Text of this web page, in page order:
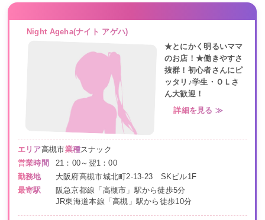
Night Ageha(ナイト アゲハ)
★とにかく明るいママ
のお店！★働きやすさ
抜群！初心者さんにピ
ッタリ♪学生・ＯＬさ
ん大歓迎！
詳細を見る ≫
エリア高槻市業種スナック
営業時間
21：00～翌1：00
勤務地
大阪府高槻市城北町2-13-23 SKビル1F
最寄駅
阪急京都線「高槻市」駅から徒歩5分
JR東海道本線「高槻」駅から徒歩10分